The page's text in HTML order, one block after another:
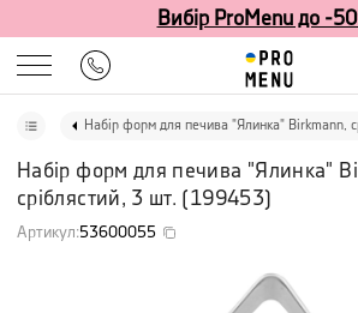
Вибір ProMenu до -
Набір форм для печива "Ялинка" Birkmann,
Набір форм для печива "Ялинка"
сріблястий, 3 шт. (199453)
Артикул:53600055